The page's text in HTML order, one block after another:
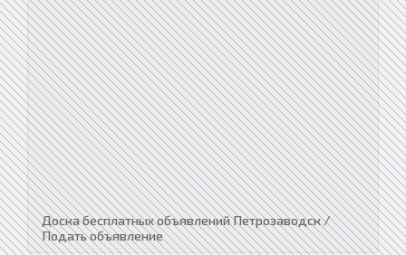
Доска бесплатных объявлений Петрозаводск /
Подать объявление